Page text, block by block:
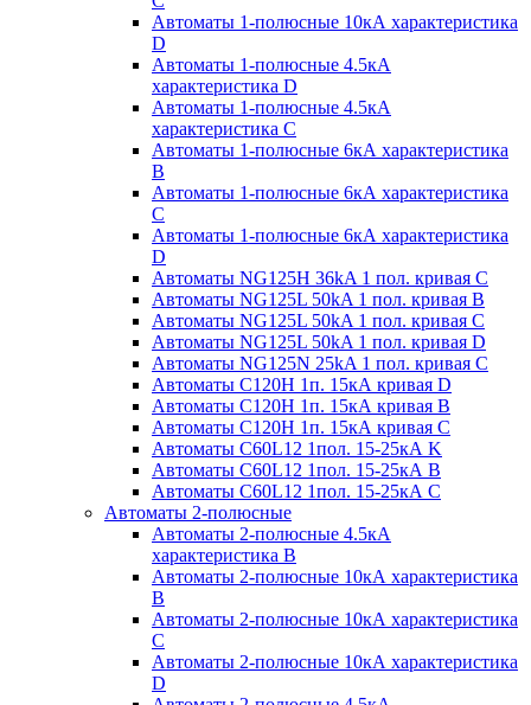
Автоматы 1-полюсные 10кА характеристика
D
Автоматы 1-полюсные 4.5кА
характеристика D
Автоматы 1-полюсные 4.5кА
характеристика С
Автоматы 1-полюсные 6кА характеристика
B
Автоматы 1-полюсные 6кА характеристика
C
Автоматы 1-полюсные 6кА характеристика
D
Автоматы NG125H 36kA 1 пол. кривая C
Автоматы NG125L 50kA 1 пол. кривая B
Автоматы NG125L 50kA 1 пол. кривая C
Автоматы NG125L 50kA 1 пол. кривая D
Автоматы NG125N 25kA 1 пол. кривая C
Автоматы С120H 1п. 15кА кривая D
Автоматы С120H 1п. 15кА кривая В
Автоматы С120H 1п. 15кА кривая С
Автоматы С60L12 1пол. 15-25кА K
Автоматы С60L12 1пол. 15-25кА В
Автоматы С60L12 1пол. 15-25кА С
Автоматы 2-полюсные
Автоматы 2-полюсные 4.5кА
характеристика В
Автоматы 2-полюсные 10кА характеристика
B
Автоматы 2-полюсные 10кА характеристика
C
Автоматы 2-полюсные 10кА характеристика
D